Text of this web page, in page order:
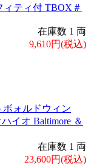
ティ付 TBOX＃
在庫数 1 両
9,610円(税込)
ボォルドウィン
イオ Baltimore ＆
在庫数 1 両
23,600円(税込)